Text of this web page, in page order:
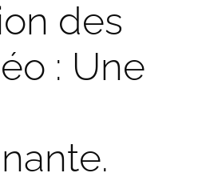
des
: Une